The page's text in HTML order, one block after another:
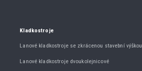
Kladkostroje
Lanové kladkostroje se zkrácenou stavební výškou
Lanové kladkostroje dvoukolejnicové